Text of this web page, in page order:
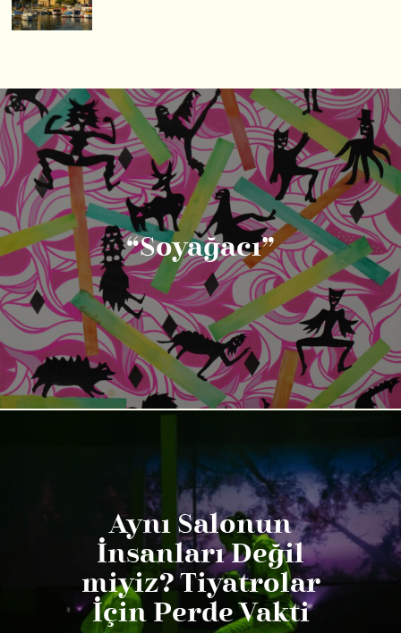
“Soyağacı”
Aynı Salonun
İnsanları Değil
miyiz? Tiyatrolar
İçin Perde Vakti